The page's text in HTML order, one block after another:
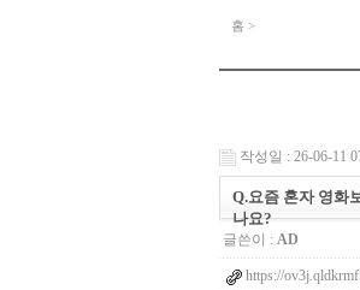
홈 >
작성일 : 26-06-11
Q.요즘 혼자 영화
나요?
글쓴이 : AD
https://